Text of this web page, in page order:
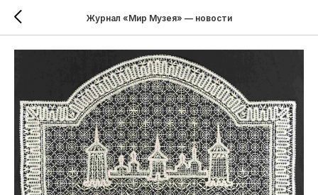
Журнал «Мир Музея» — новости